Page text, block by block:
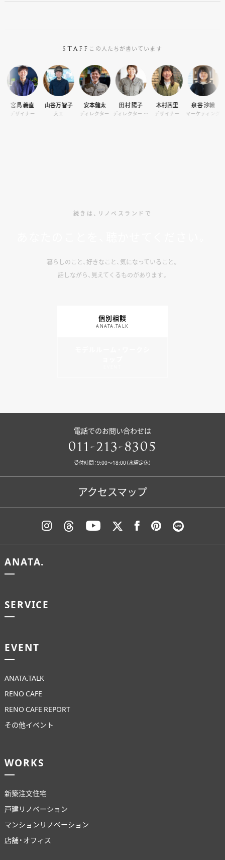
STAFF この人たちが書いています
義直
ナー
山谷万智子
大工
安本健太
ディレクター
田村 陽子
ディレクター / オーナーサポート
木村茜里
デザイナー
泉谷 沙織
マーケティング
宮島
コンシェ
続きは、リノベスランドで
暮らしのこと、好きなこと、気になっていること。
話しながら、見えてくるものがあります。
個別相談
ANATA.TALK
電話でのお問い合わせは
011-213-8305
受付時間：9:00〜18:00（水曜定休）
アクセスマップ
ANATA.
SERVICE
EVENT
ANATA.TALK
RENO CAFE
RENO CAFE REPORT
その他イベント
WORKS
新築注文住宅
戸建リノベーション
マンションリノベーション
店舗・オフィス